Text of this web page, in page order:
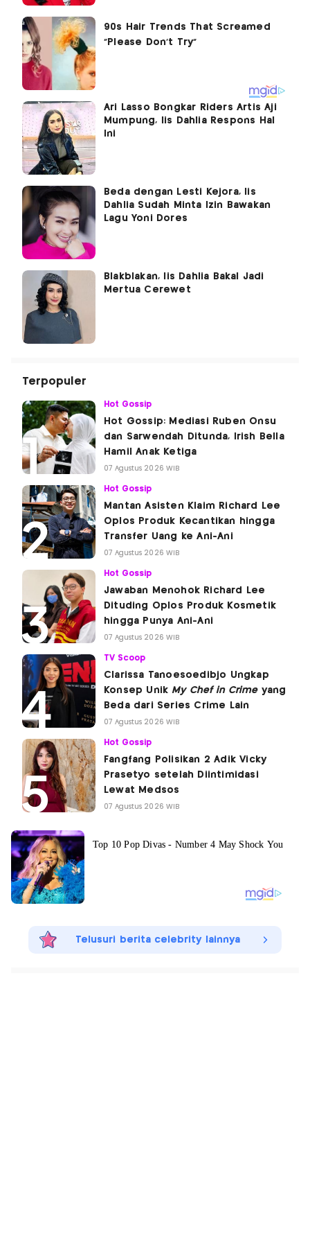
Ari Lasso Bongkar Riders Artis Aji
Mumpung, Iis Dahlia Respons Hal
Ini
Beda dengan Lesti Kejora, Iis
Dahlia Sudah Minta Izin Bawakan
Lagu Yoni Dores
Blakblakan, Iis Dahlia Bakal Jadi
Mertua Cerewet
Terpopuler
Hot Gossip
Hot Gossip: Mediasi Ruben Onsu
dan Sarwendah Ditunda, Irish Bella
Hamil Anak Ketiga
07 Agustus 2026 WIB
Hot Gossip
Mantan Asisten Klaim Richard Lee
Oplos Produk Kecantikan hingga
Transfer Uang ke Ani-Ani
07 Agustus 2026 WIB
Hot Gossip
Jawaban Menohok Richard Lee
Dituding Oplos Produk Kosmetik
hingga Punya Ani-Ani
07 Agustus 2026 WIB
TV Scoop
Clarissa Tanoesoedibjo Ungkap
Konsep Unik My Chef in Crimeyang
Beda dari Series Crime Lain
07 Agustus 2026 WIB
Hot Gossip
Fangfang Polisikan 2 Adik Vicky
Prasetyo setelah Diintimidasi
Lewat Medsos
07 Agustus 2026 WIB
Telusuri berita celebrity lainnya